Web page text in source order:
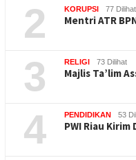
2 KORUPSI 77 Dilihat
Mentri ATR
3 RELIGI 73 Dilihat
Majlis Ta’lim
4 PENDIDIKAN 53
PWI Riau